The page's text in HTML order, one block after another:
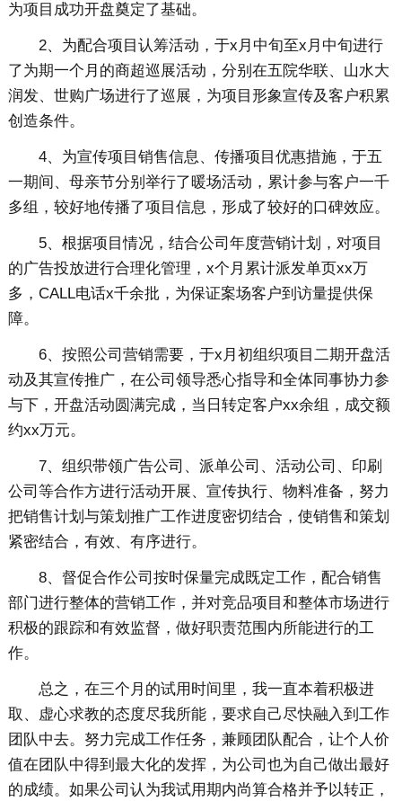
为项目成功开盘奠定了基础。
2、为配合项目认筹活动，于x月中旬至x月中旬进行
了为期一个月的商超巡展活动，分别在五院华联、山水大
润发、世购广场进行了巡展，为项目形象宣传及客户积累
创造条件。
4、为宣传项目销售信息、传播项目优惠措施，于五
一期间、母亲节分别举行了暖场活动，累计参与客户一千
多组，较好地传播了项目信息，形成了较好的口碑效应。
5、根据项目情况，结合公司年度营销计划，对项目
的广告投放进行合理化管理，x个月累计派发单页xx万
多，CALL电话x千余批，为保证案场客户到访量提供保
障。
6、按照公司营销需要，于x月初组织项目二期开盘活
动及其宣传推广，在公司领导悉心指导和全体同事协力参
与下，开盘活动圆满完成，当日转定客户xx余组，成交额
约xx万元。
7、组织带领广告公司、派单公司、活动公司、印刷
公司等合作方进行活动开展、宣传执行、物料准备，努力
把销售计划与策划推广工作进度密切结合，使销售和策划
紧密结合，有效、有序进行。
8、督促合作公司按时保量完成既定工作，配合销售
部门进行整体的营销工作，并对竞品项目和整体市场进行
积极的跟踪和有效监督，做好职责范围内所能进行的工
作。
总之，在三个月的试用时间里，我一直本着积极进
取、虚心求教的态度尽我所能，要求自己尽快融入到工作
团队中去。努力完成工作任务，兼顾团队配合，让个人价
值在团队中得到最大化的发挥，为公司也为自己做出最好
的成绩。如果公司认为我试用期内尚算合格并予以转正，